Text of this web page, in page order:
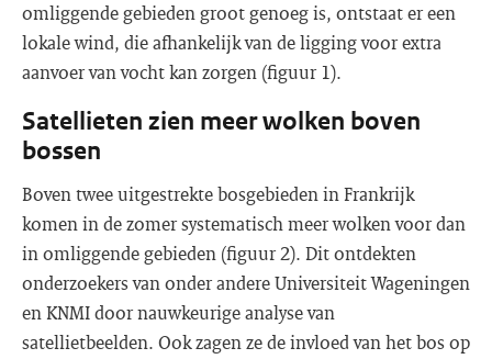
omliggende gebieden groot genoeg is, ontstaat er een
lokale wind, die afhankelijk van de ligging voor extra
aanvoer van vocht kan zorgen (figuur 1).
Satellieten zien meer wolken boven
bossen
Boven twee uitgestrekte bosgebieden in Frankrijk
komen in de zomer systematisch meer wolken voor dan
in omliggende gebieden (figuur 2). Dit ontdekten
onderzoekers van onder andere Universiteit Wageningen
en KNMI door nauwkeurige analyse van
satellietbeelden. Ook zagen ze de invloed van het bos op